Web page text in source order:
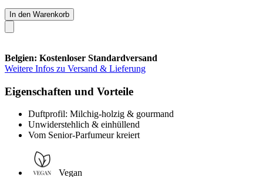
In den Warenkorb
Belgien: Kostenloser Standardversand
Weitere Infos zu Versand & Lieferung
Eigenschaften und Vorteile
Duftprofil: Milchig-holzig & gourmand
Unwiderstehlich & einhüllend
Vom Senior-Parfumeur kreiert
Vegan